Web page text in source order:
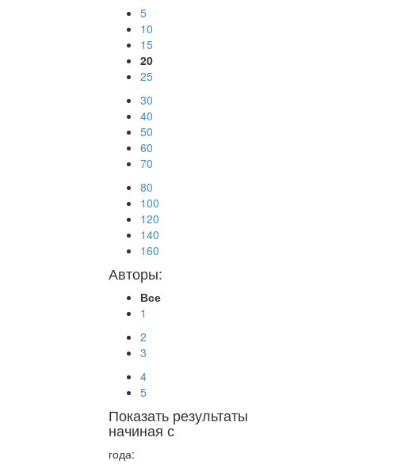
5
10
15
20
25
30
40
50
60
70
80
100
120
140
160
Авторы:
Все
1
2
3
4
5
Показать результаты
начиная с
года: